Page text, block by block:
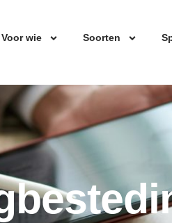
Voor wie Soorten